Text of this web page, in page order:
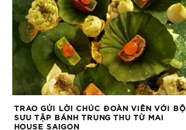
TRAO GỬI LỜI CHÚC ĐOÀN VIÊN VỚI BỘ
SƯU TẬP BÁNH TRUNG THU TỪ MAI
HOUSE SAIGON